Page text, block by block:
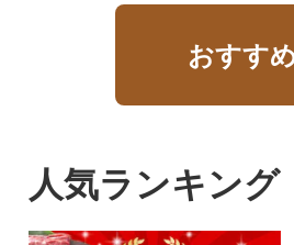
おすす
人気ランキング